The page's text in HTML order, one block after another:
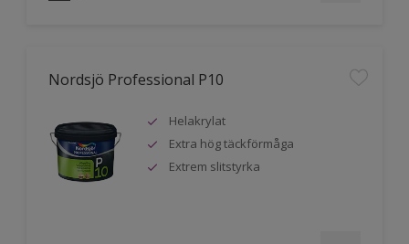
Nordsjö Professional P10
Helakrylat
Extra hög täckförmåga
Extrem slitstyrka